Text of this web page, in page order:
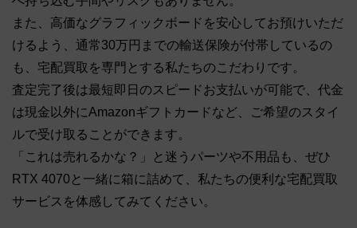
また、高価なグラフィックボードを安心してお預けいただ
けるよう、通常30万円までの輸送保険が付帯しているの
も、宅配買取を専門とする私たちのこだわりです。
査定完了後は最短即日のスピードお支払いが可能で、代金
は現金以外にAmazonギフトカードなど、ご希望のスタイ
ルで受け取ることができます。
「これは売れるかな？」と迷うパーツや不用品も、ぜひ
RTX 4070と一緒に箱に詰めて、私たちの便利な宅配買取
サービスを体感してみてください。